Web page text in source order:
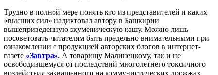
Трудно в полной мере понять кто из представителей и каких
«высших сил» надиктовал автору в Башкирии
вышеприведенную экуменическую кашу. Можно лишь
посоветовать читателям быть предельно внимательными при
ознакомлении с продукцией авторских блогов в интернет-
газете «Завтра». А товарищу Малинецкому, так и не
освободившемуся от последствий многолетнего токсичного
воздействия заквашенного на коммунистических дрожжах